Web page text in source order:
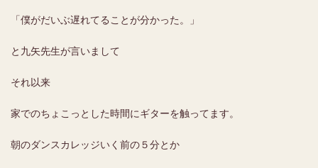
「僕がだいぶ遅れてることが分かった。」
と九矢先生が言いまして
それ以来
家でのちょこっとした時間にギターを触ってます。
朝のダンスカレッジいく前の５分とか